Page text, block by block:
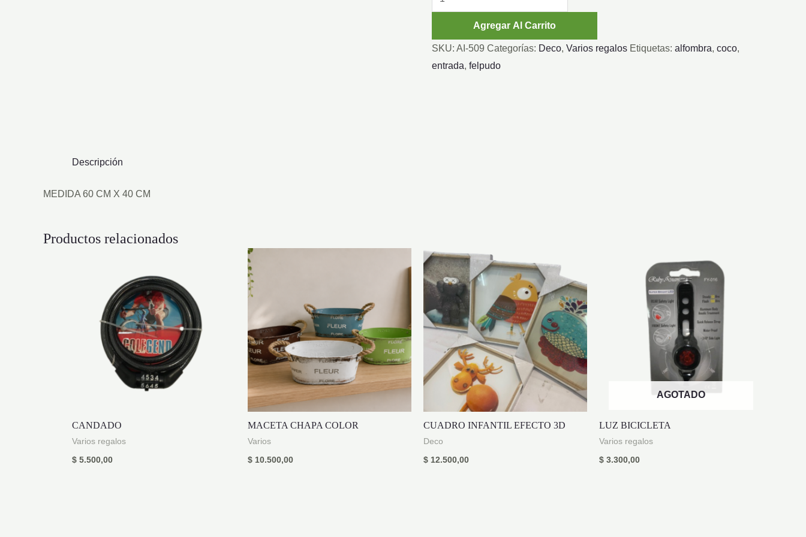
GOMA-
60X40
cantidad
Agregar Al Carrito
SKU: AI-509 Categorías: Deco, Varios regalos Etiquetas: alfombra, coco,
entrada, felpudo
Descripción
MEDIDA 60 CM X 40 CM
Productos relacionados
CANDADO
Varios regalos
$ 5.500,00
MACETA CHAPA COLOR
Varios
$ 10.500,00
CUADRO INFANTIL EFECTO 3D
Deco
$ 12.500,00
AGOTADO
LUZ BICICLETA
Varios regalos
$ 3.300,00